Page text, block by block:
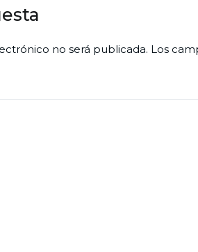
no será publicada. Los